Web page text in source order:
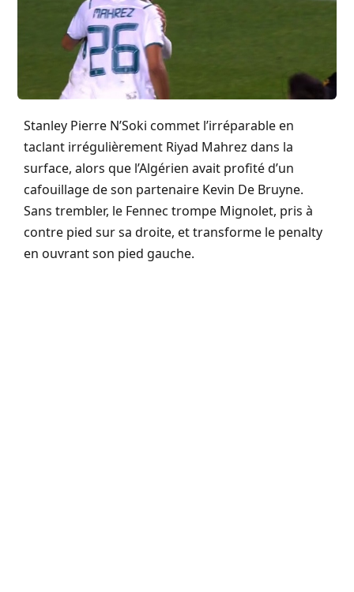
Stanley Pierre N’Soki commet l’irréparable en
taclant irrégulièrement Riyad Mahrez dans la
surface, alors que l’Algérien avait profité d’un
cafouillage de son partenaire Kevin De Bruyne.
Sans trembler, le Fennec trompe Mignolet, pris à
contre pied sur sa droite, et transforme le penalty
en ouvrant son pied gauche.